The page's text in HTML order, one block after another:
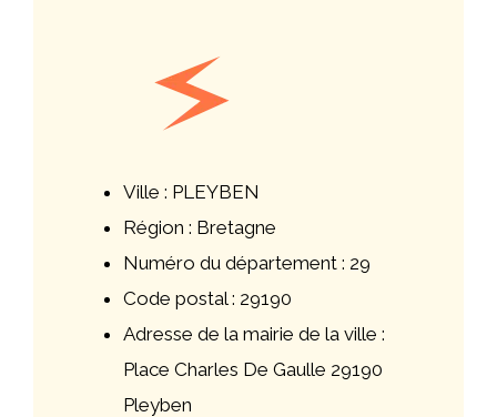
Ville : PLEYBEN
Région : Bretagne
Numéro du département : 29
Code postal : 29190
Adresse de la mairie de la ville :
Place Charles De Gaulle 29190
Pleyben